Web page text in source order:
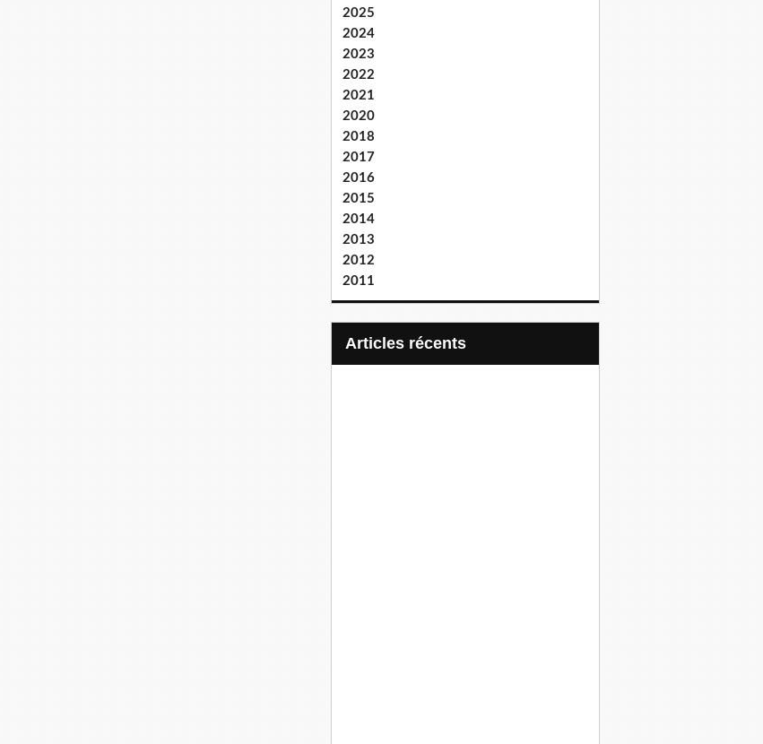
2025
2024
2023
2022
2021
2020
2018
2017
2016
2015
2014
2013
2012
2011
articles récents